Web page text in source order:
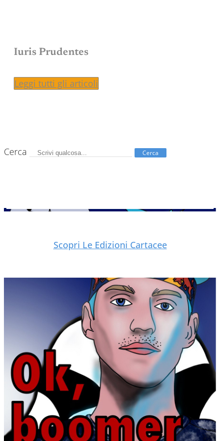
Iuris Prudentes
Leggi tutti gli articoli
Cerca Cerca
Scopri Le Edizioni Cartacee